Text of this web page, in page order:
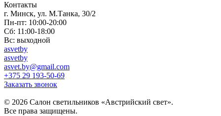
Контакты
г. Минск, ул. М.Танка, 30/2
Пн-пт: 10:00-20:00
Сб: 11:00-18:00
Вс: выходной
asvetby
asvetby
asvet.by@gmail.com
+375 29 193-50-69
Заказать звонок
© 2026 Салон светильников «Австрийский свет».
Все права защищены.